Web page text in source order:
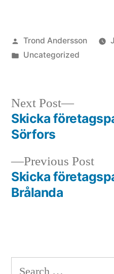
Posted
by
Trond Andersson
Posted
Uncategorized
Post
navigation
Previous Post
Skicka
Brålanda
Next Post
Next
post:
Skicka
Sörfors
Search